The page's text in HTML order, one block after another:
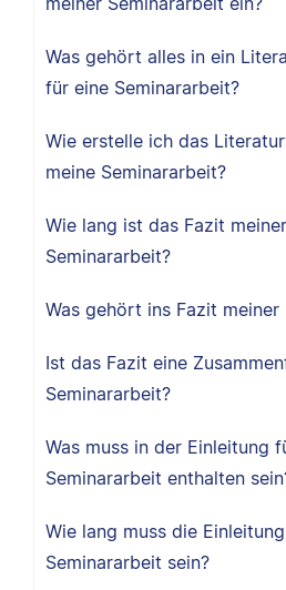
Was gehört alles in ein
für eine Seminararbeit?
Wie erstelle ich das
meine Seminararbeit?
Wie lang ist das Fazit meiner
Seminararbeit?
Was gehört ins Fazit meiner
Ist das Fazit eine
Seminararbeit?
Was muss in der Einleitung
Seminararbeit enthalten
Wie lang muss die
Seminararbeit sein?